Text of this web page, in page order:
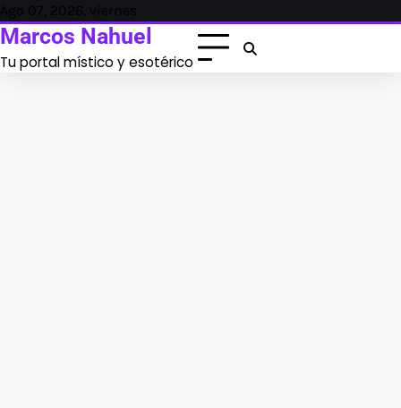
Skip
to
Ago 07, 2026, viernes
Marcos Nahuel
Tu portal místico y esotérico